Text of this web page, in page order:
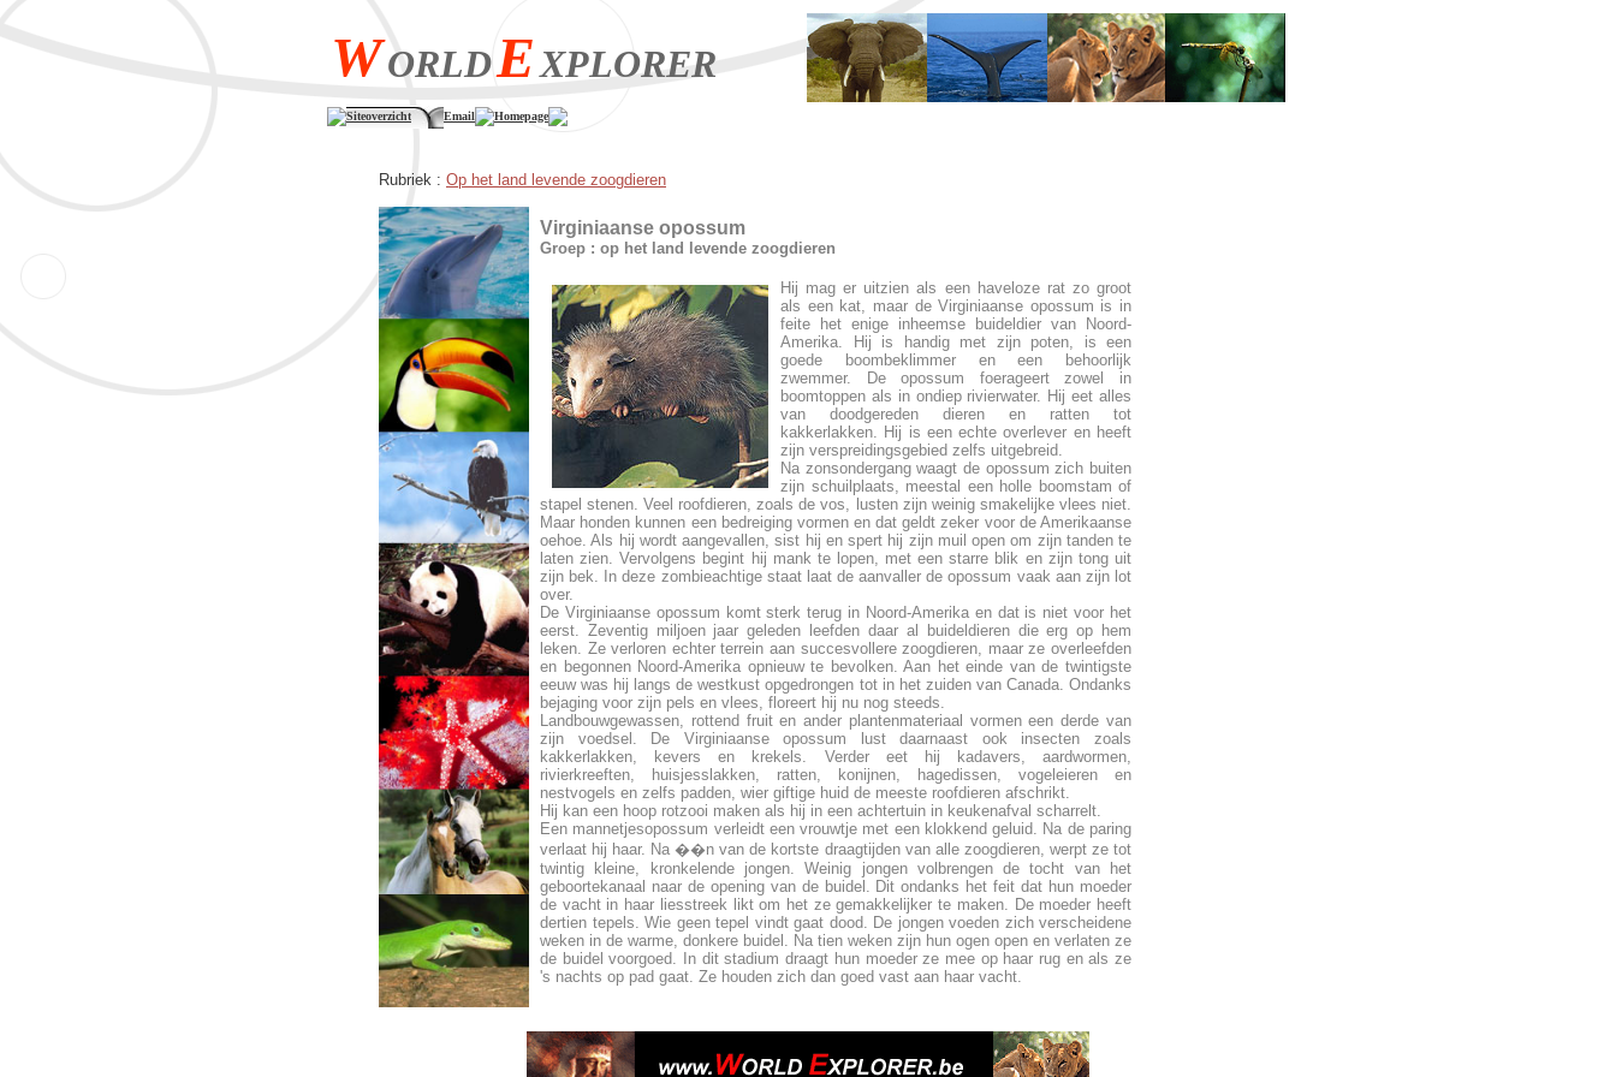
WORLDEXPLORER
Siteoverzicht Email Homepage
Rubriek : Op het land levende zoogdieren
Virginiaanse opossum
Groep : op het land levende zoogdieren
Hij mag er uitzien als een haveloze rat zo groot
als een kat, maar de Virginiaanse opossum is in
feite het enige inheemse buideldier van Noord-
Amerika. Hij is handig met zijn poten, is een
goede boombeklimmer en een behoorlijk
zwemmer. De opossum foerageert zowel in
boomtoppen als in ondiep rivierwater. Hij eet alles
van doodgereden dieren en ratten tot
kakkerlakken. Hij is een echte overlever en heeft
zijn verspreidingsgebied zelfs uitgebreid.
Na zonsondergang waagt de opossum zich buiten
zijn schuilplaats, meestal een holle boomstam of
stapel stenen. Veel roofdieren, zoals de vos, lusten zijn weinig smakelijke vlees niet.
Maar honden kunnen een bedreiging vormen en dat geldt zeker voor de Amerikaanse
oehoe. Als hij wordt aangevallen, sist hij en spert hij zijn muil open om zijn tanden te
laten zien. Vervolgens begint hij mank te lopen, met een starre blik en zijn tong uit
zijn bek. In deze zombieachtige staat laat de aanvaller de opossum vaak aan zijn lot
over.
De Virginiaanse opossum komt sterk terug in Noord-Amerika en dat is niet voor het
eerst. Zeventig miljoen jaar geleden leefden daar al buideldieren die erg op hem
leken. Ze verloren echter terrein aan succesvollere zoogdieren, maar ze overleefden
en begonnen Noord-Amerika opnieuw te bevolken. Aan het einde van de twintigste
eeuw was hij langs de westkust opgedrongen tot in het zuiden van Canada. Ondanks
bejaging voor zijn pels en vlees, floreert hij nu nog steeds.
Landbouwgewassen, rottend fruit en ander plantenmateriaal vormen een derde van
zijn voedsel. De Virginiaanse opossum lust daarnaast ook insecten zoals
kakkerlakken, kevers en krekels. Verder eet hij kadavers, aardwormen,
rivierkreeften, huisjesslakken, ratten, konijnen, hagedissen, vogeleieren en
nestvogels en zelfs padden, wier giftige huid de meeste roofdieren afschrikt.
Hij kan een hoop rotzooi maken als hij in een achtertuin in keukenafval scharrelt.
Een mannetjesopossum verleidt een vrouwtje met een klokkend geluid. Na de paring
verlaat hij haar. Na ��n van de kortste draagtijden van alle zoogdieren, werpt ze tot
twintig kleine, kronkelende jongen. Weinig jongen volbrengen de tocht van het
geboortekanaal naar de opening van de buidel. Dit ondanks het feit dat hun moeder
de vacht in haar liesstreek likt om het ze gemakkelijker te maken. De moeder heeft
dertien tepels. Wie geen tepel vindt gaat dood. De jongen voeden zich verscheidene
weken in de warme, donkere buidel. Na tien weken zijn hun ogen open en verlaten ze
de buidel voorgoed. In dit stadium draagt hun moeder ze mee op haar rug en als ze
's nachts op pad gaat. Ze houden zich dan goed vast aan haar vacht.